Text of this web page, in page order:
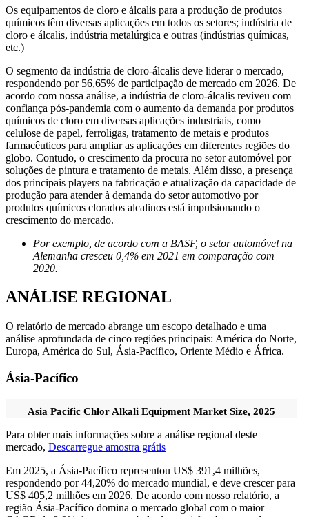
Os equipamentos de cloro e álcalis para a produção de produtos
químicos têm diversas aplicações em todos os setores; indústria de
cloro e álcalis, indústria metalúrgica e outras (indústrias químicas,
etc.)
O segmento da indústria de cloro-álcalis deve liderar o mercado,
respondendo por 56,65% de participação de mercado em 2026. De
acordo com nossa análise, a indústria de cloro-álcalis reviveu com
confiança pós-pandemia com o aumento da demanda por produtos
químicos de cloro em diversas aplicações industriais, como
celulose de papel, ferroligas, tratamento de metais e produtos
farmacêuticos para ampliar as aplicações em diferentes regiões do
globo. Contudo, o crescimento da procura no setor automóvel por
soluções de pintura e tratamento de metais. Além disso, a presença
dos principais players na fabricação e atualização da capacidade de
produção para atender à demanda do setor automotivo por
produtos químicos clorados alcalinos está impulsionando o
crescimento do mercado.
Por exemplo, de acordo com a BASF, o setor automóvel na
Alemanha cresceu 0,4% em 2021 em comparação com
2020.
ANÁLISE REGIONAL
O relatório de mercado abrange um escopo detalhado e uma
análise aprofundada de cinco regiões principais: América do Norte,
Europa, América do Sul, Ásia-Pacífico, Oriente Médio e África.
Ásia-Pacífico
Asia Pacific Chlor Alkali Equipment Market Size, 2025
Para obter mais informações sobre a análise regional deste
mercado, Descarregue amostra grátis
Em 2025, a Ásia-Pacífico representou US$ 391,4 milhões,
respondendo por 44,20% do mercado mundial, e deve crescer para
US$ 405,2 milhões em 2026. De acordo com nosso relatório, a
região Ásia-Pacífico domina o mercado global com o maior